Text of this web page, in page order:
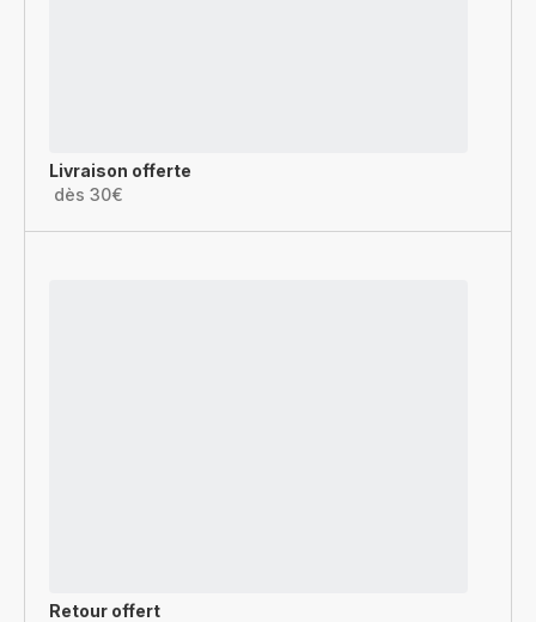
Livraison offerte
dès 30€
Retour offert